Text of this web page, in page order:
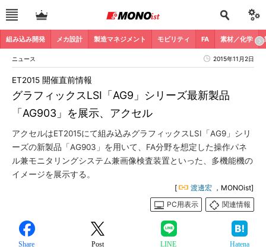
組み込み開発 メカ設計 製造マネジメント モビリティ FA 素材／化学
ニュース 2015年11月2日
グラフィックスLSI「AG9」シリーズ最新製品
「AG903」を展示、アクセル
ET2015 開催直前情報
アクセルはET2015にて組み込みグラフィックスLSI「AG9」シリ
ーズの新製品「AG903」を用いて、FA分野を想定した操作パネ
ル兼モニタリングシステム兼画像検査装置といった、多機能機の
イメージを展示する。
[ 渡邊宏 ，MONOist]
PC用表示
関連情報
Share Post LINE Hatena